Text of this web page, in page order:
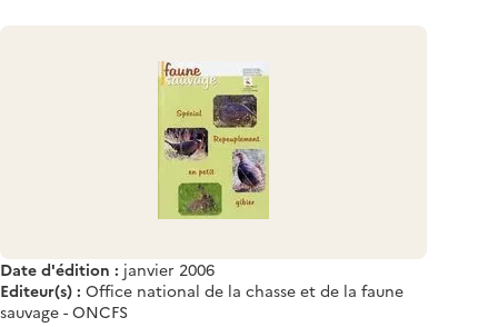
Date d'édition : janvier 2006
Editeur(s) : Office national de la chasse et de la faune
sauvage - ONCFS